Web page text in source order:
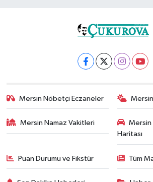
Mersin Nöbetçi Eczaneler
Mersin Namaz Vakitleri
Mersin
Haritası
Puan Durumu ve Fikstür Tüm